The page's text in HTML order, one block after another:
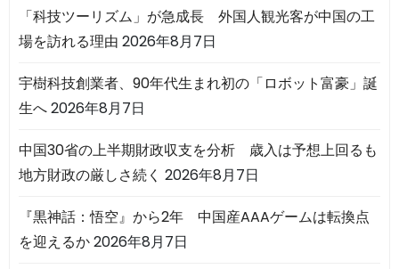
「科技ツーリズム」が急成長 外国人観光客が中国の工
場を訪れる理由 2026年8月7日
宇樹科技創業者、90年代生まれ初の「ロボット富豪」誕
生へ2026年8月7日
中国30省の上半期財政収支を分析 歳入は予想上回るも
地方財政の厳しさ続く 2026年8月7日
『黒神話：悟空』から2年 中国産AAAゲームは転換点
を迎えるか2026年8月7日